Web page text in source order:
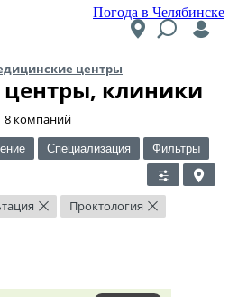
Погода в Челябинске
центры
клиники
​8 компаний
Специализация Фильтры
× Проктология ×